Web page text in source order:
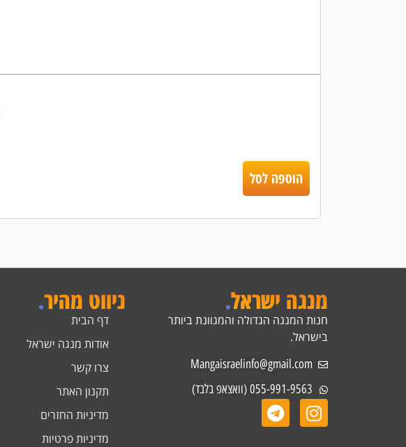
הוספה לסל
מנגה ישראל.
חנות המנגה הגדולה והמגוונת ביותר
בישראל.
Mangaisraelinfo@gmail.com
055-991-9563 (וואצאפ בלבד)
ניווט מהיר.
דף הבית
אודות מנגה ישראל
צרו קשר
תקנון האתר
מדיניות החזרים
מדיניות פרטיות